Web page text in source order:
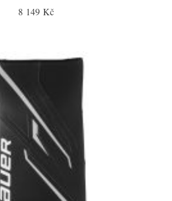
8 149 Kč